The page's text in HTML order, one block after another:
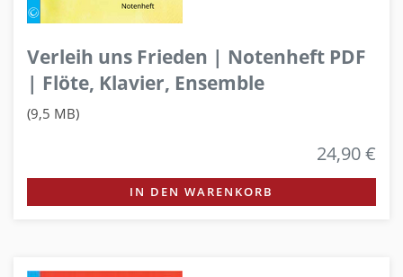
Verleih uns Frieden | Notenheft PDF
| Flöte, Klavier, Ensemble
(9,5 MB)
24,90 €
IN DEN WARENKORB